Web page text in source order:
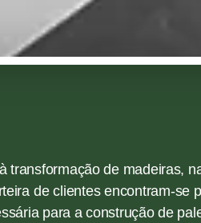
transformação de madeiras,
de clientes encontram-
para a construção de